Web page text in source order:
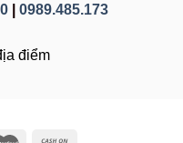
0989.485.173
điểm